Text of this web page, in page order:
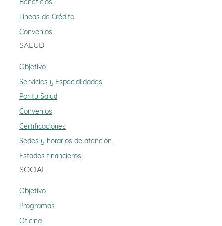
Beneficios
Líneas de Crédito
Convenios
SALUD
Objetivo
Servicios y Especialidades
Por tu Salud
Convenios
Certificaciones
Sedes y horarios de atención
Estados financieros
SOCIAL
Objetivo
Programas
Oficina